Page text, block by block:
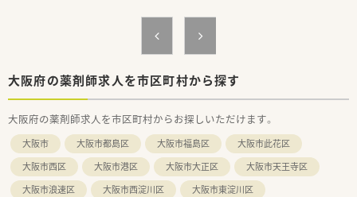
・・＊ 店舗の特徴 ＊・・
■最寄駅は泉ヶ丘駅ですが、少し遠いのでマイカー通勤がオスス
ちよく働けます。
・・・こんな方におすすめ！・・・
■勤務時間、業務内容にやる気のある方は時給MAX2,200円の提
示可能！
■将来独立したい方もご相談ください。
大阪府の薬剤師求人を市区町村から探す
大阪府の薬剤師求人を市区町村からお探しいただけます。
大阪市 大阪市都島区 大阪市福島区
大阪市此花区
大阪市西区
大阪市港区 大阪市大正区
大阪市天王寺区
大阪市浪速区
大阪市西淀川区
大阪市東淀川区